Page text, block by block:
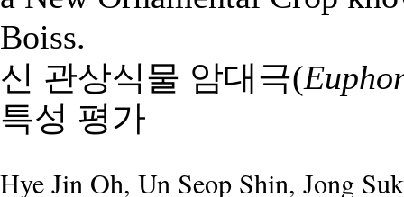
Boiss.
신 관상식물 암대극(
특성 평가
Hye Jin Oh, Un Seop Shin, Jong